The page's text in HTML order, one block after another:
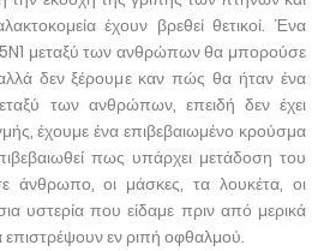
έχουν βρεθεί θετικοί. Ένα
μεταξύ των ανθρώπων θα μπορούσε
αλλά δεν ξέρουμε καν πώς θα ήταν ένα
των ανθρώπων, επειδή δεν έχει
έχουμε ένα επιβεβαιωμένο κρούσμα
πως υπάρχει μετάδοση του
οι μάσκες, τα λουκέτα, οι
υστερία που είδαμε πριν από μερικά
εν ριπή οφθαλμού.